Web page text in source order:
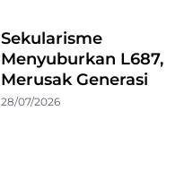
Sekularisme
Menyuburkan L687,
Merusak Generasi
28/07/2026